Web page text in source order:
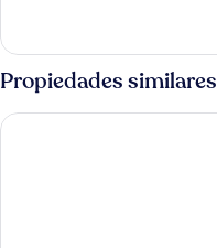
camas
Queen
size
triple
básica,
2
camas
Queen
Propiedades similares
Hotel Posada San Javier